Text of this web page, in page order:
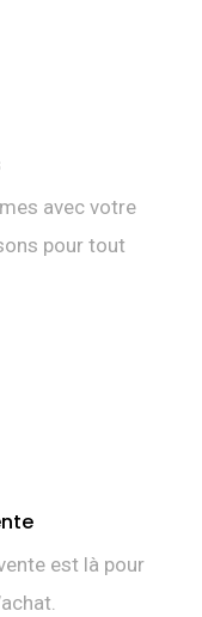
avec votre
pour tout
est là pour